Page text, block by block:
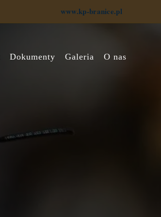
www.kp-branice.pl
Dokumenty Galeria O nas